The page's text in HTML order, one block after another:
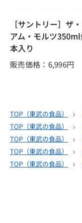
［サントリー］ザ
アム・モルツ
本入り
販売価格：6,996円
TOP（東武の食品）
TOP（東武の食品）
TOP（東武の食品）
TOP（東武の食品）
TOP（東武の食品）